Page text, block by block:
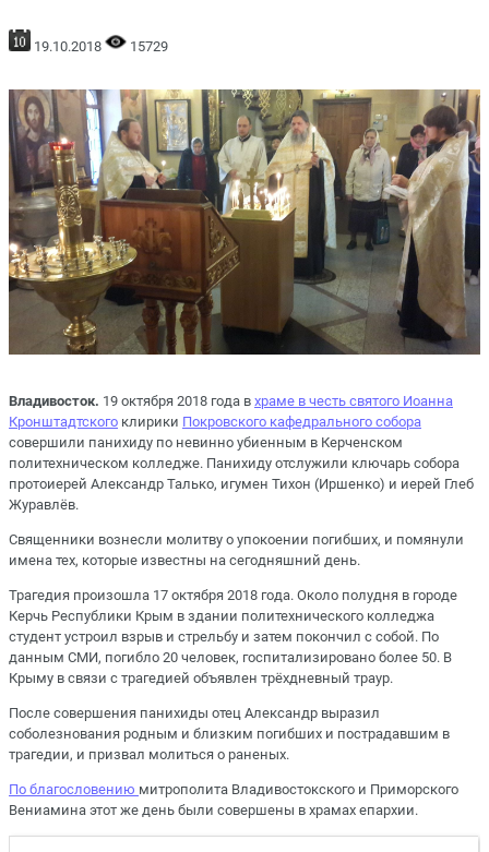
19.10.2018 15729
Владивосток. 19 октября 2018 года в храме в честь святого Иоанна
Кронштадтского клирики Покровского кафедрального собора
совершили панихиду по невинно убиенным в Керченском
политехническом колледже. Панихиду отслужили ключарь собора
протоиерей Александр Талько, игумен Тихон (Иршенко) и иерей Глеб
Журавлёв.
Священники вознесли молитву о упокоении погибших, и помянули
имена тех, которые известны на сегодняшний день.
Трагедия произошла 17 октября 2018 года. Около полудня в городе
Керчь Республики Крым в здании политехнического колледжа
студент устроил взрыв и стрельбу и затем покончил с собой. По
данным СМИ, погибло 20 человек, госпитализировано более 50. В
Крыму в связи с трагедией объявлен трёхдневный траур.
После совершения панихиды отец Александр выразил
соболезнования родным и близким погибших и пострадавшим в
трагедии, и призвал молиться о раненых.
По благословению митрополита Владивостокского и Приморского
Вениамина этот же день были совершены в храмах епархии.